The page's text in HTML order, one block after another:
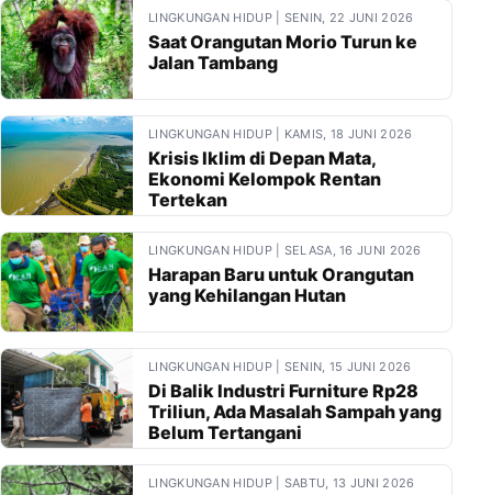
LINGKUNGAN HIDUP | SENIN, 22 JUNI 2026
Saat Orangutan Morio Turun ke
Jalan Tambang
LINGKUNGAN HIDUP | KAMIS, 18 JUNI 2026
Krisis Iklim di Depan Mata,
Ekonomi Kelompok Rentan
Tertekan
LINGKUNGAN HIDUP | SELASA, 16 JUNI 2026
Harapan Baru untuk Orangutan
yang Kehilangan Hutan
LINGKUNGAN HIDUP | SENIN, 15 JUNI 2026
Di Balik Industri Furniture Rp28
Triliun, Ada Masalah Sampah yang
Belum Tertangani
LINGKUNGAN HIDUP | SABTU, 13 JUNI 2026